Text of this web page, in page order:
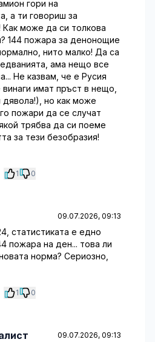
гори на
а ти говориш за
Как може да си толкова
144 пожара за денонощие
нито малко! Да са
ама нещо все
Не казвам, че е Русия
имат пръст в нещо,
но как може
пожари да се случат
трябва да си поеме
за тези безобразия!
1 0
09.07.2026, 09:13
статистиката е едно
пожара на ден... това ли
норма? Сериозно,
1 0
09.07.2026, 09:13